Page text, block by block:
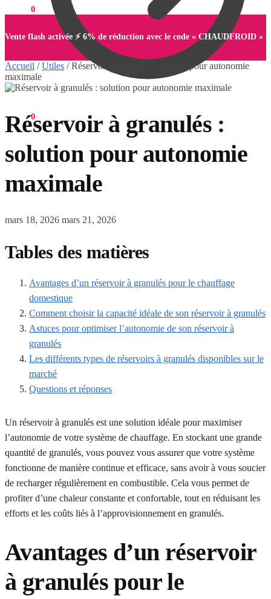
0,00 € 0
0
Vente flash activée ⚡ 6% de réduction avec le code « CHAUDFROID »
Accueil /Utiles /Réservoir à granulés : solution pour autonomie
maximale
Réservoir à granulés :
solution pour autonomie
maximale
mars 18, 2026 mars 21, 2026
Tables des matières
Avantages d’un réservoir à granulés pour le chauffage
domestique
Comment choisir la capacité idéale de son réservoir à granulés
Astuces pour optimiser l’autonomie de son réservoir à
granulés
Les différents types de réservoirs à granulés disponibles sur le
marché
Questions et réponses
Un réservoir à granulés est une solution idéale pour maximiser
l’autonomie de votre système de chauffage. En stockant une grande
quantité de granulés, vous pouvez vous assurer que votre système
fonctionne de manière continue et efficace, sans avoir à vous soucier
de recharger régulièrement en combustible. Cela vous permet de
profiter d’une chaleur constante et confortable, tout en réduisant les
efforts et les coûts liés à l’approvisionnement en granulés.
Avantages d’un réservoir
à granulés pour le